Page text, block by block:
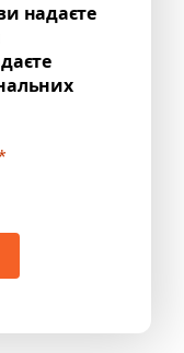
надаєте